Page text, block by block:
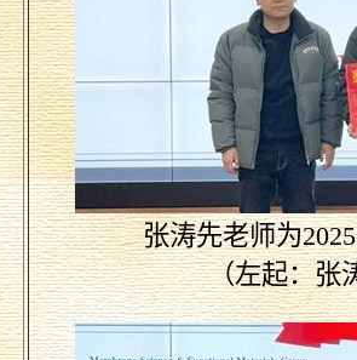
张涛先老师为2025
（左起：张